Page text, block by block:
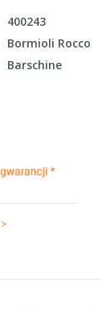
400243
Bormioli Rocco
Barschine